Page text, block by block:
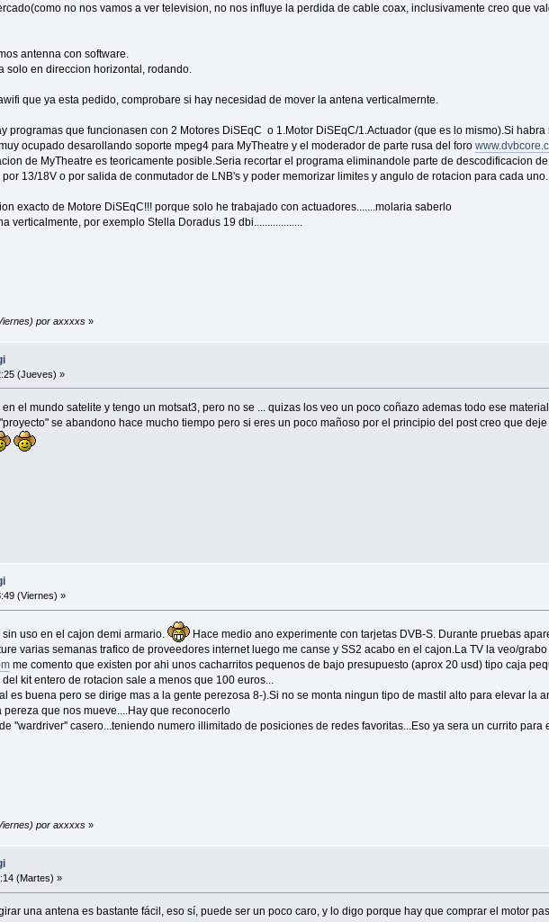
no nos vamos a ver television, no nos influye la perdida de cable coax, inclusivamente creo que
antenna con software.
solo en direccion horizontal, rodando.
que ya esta pedido, comprobare si hay necesidad de mover la antena verticalmernte.
programas que funcionasen con 2 Motores DiSEqC o 1.Motor DiSEqC/1.Actuador (que es lo mismo).Si
ocupado desarollando soporte mpeg4 para MyTheatre y el moderador de parte rusa del foro
de MyTheatre es teoricamente posible.Seria recortar el programa eliminandole parte de descodificacion
13/18V o por salida de conmutador de LNB's y poder memorizar limites y angulo de rotacion para cada
exacto de Motore DiSEqC!!! porque solo he trabajado con actuadores.......molaria saberlo
verticalmente, por exemplo Stella Doradus 19 dbi..................
por axxxxs »
(Jueves) »
el mundo satelite y tengo un motsat3, pero no se ... quizas los veo un poco coñazo ademas todo ese
se abandono hace mucho tiempo pero si eres un poco mañoso por el principio del post creo que
(Viernes) »
uso en el cajon demi armario.
Hace medio ano experimente con tarjetas DVB-S. Durante pruebas
varias semanas trafico de proveedores internet luego me canse y SS2 acabo en el cajon.La TV la veo/
me comento que existen por ahi unos cacharritos pequenos de bajo presupuesto (aprox 20 usd) tipo caja
kit entero de rotacion sale a menos que 100 euros...
es buena pero se dirige mas a la gente perezosa 8-).Si no se monta ningun tipo de mastil alto para elevar la
que nos mueve....Hay que reconocerlo
''wardriver'' casero...teniendo numero illimitado de posiciones de redes favoritas...Eso ya sera un currito para
por axxxxs »
(Martes) »
una antena es bastante fácil, eso sí, puede ser un poco caro, y lo digo porque hay que comprar el motor